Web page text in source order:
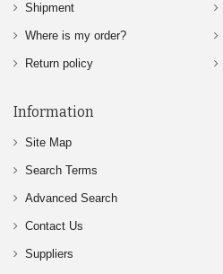
Shipment
Where is my order?
Return policy
Information
Site Map
Search Terms
Advanced Search
Contact Us
Suppliers